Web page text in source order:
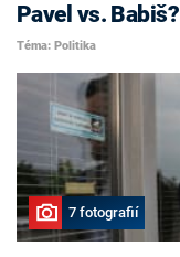
Pavel vs.
Téma: Politika
7 fotografií